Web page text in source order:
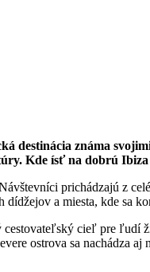
destinácia známa
Kde ísť na dobrú
prichádzajú z
a miesta, kde sa
cieľ pre
ostrova sa nachádza